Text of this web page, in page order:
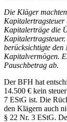
Die Kläger
Kapitalertragsteuer
Kapitalerträge die
berücksichtigte den
Kapitalvermögen.
Pauschbetrag ab.
Der BFH hat
14.500 € kein
7 EStG ist. Die
den Klägern auch
§ 22 Nr. 3 EStG.